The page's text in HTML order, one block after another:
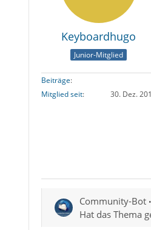
Keyboardhugo
Junior-Mitglied
Beiträge
Mitglied seit
30. Dez.
Community-Bot
Hat das Thema